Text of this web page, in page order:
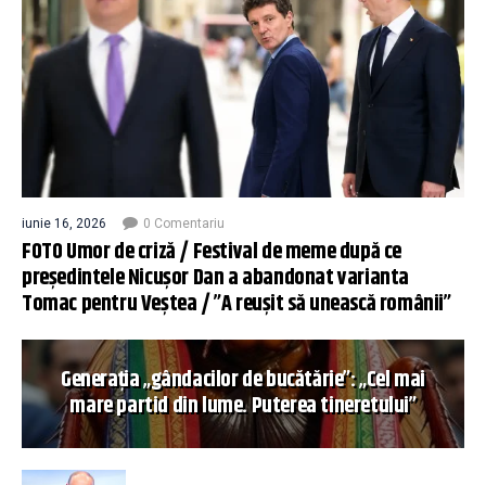
iunie 16, 2026 0 Comentariu
FOTO Umor de criză / Festival de meme după ce
președintele Nicușor Dan a abandonat varianta
Tomac pentru Veștea / ”A reușit să unească românii”
Generația „gândacilor de bucătărie”: „Cel mai
mare partid din lume. Puterea tineretului”